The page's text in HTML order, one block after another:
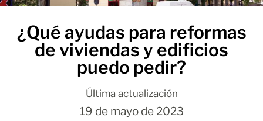
¿Qué ayudas para reformas
de viviendas y edificios
puedo pedir?
Última actualización
19 de mayo de 2023